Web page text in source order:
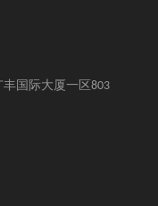
国际大厦一区803